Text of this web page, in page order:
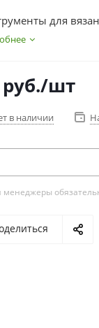
для
руб./шт
в наличии